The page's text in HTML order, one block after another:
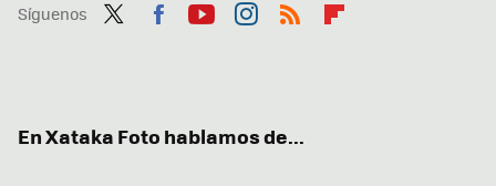
Síguenos
En Xataka Foto hablamos de...